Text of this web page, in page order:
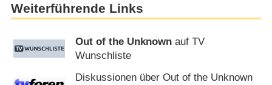
Weiterführende Links
Out of the Unknown auf TV
Wunschliste
Diskussionen über Out of the Unknown